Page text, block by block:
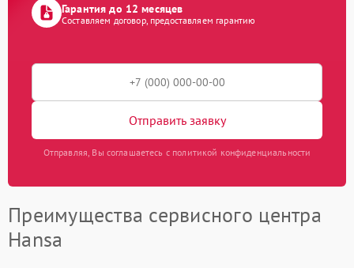
Гарантия до 12 месяцев
Составляем договор, предоставляем гарантию
Отправить заявку
Отправляя, Вы соглашаетесь с политикой конфиденциальности
Преимущества сервисного центра
Hansa